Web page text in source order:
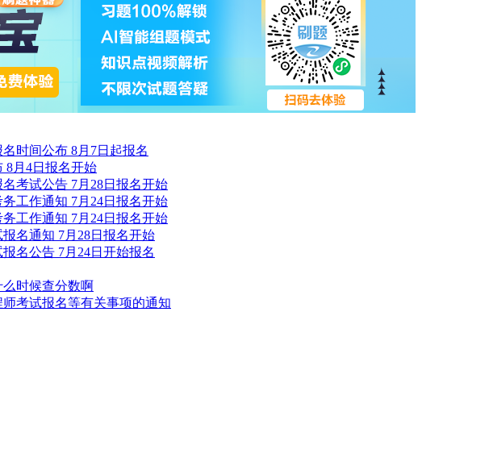
时间公布 8月7日起报名
8月4日报名开始
考试公告 7月28日报名开始
工作通知 7月24日报名开始
工作通知 7月24日报名开始
名通知 7月28日报名开始
名公告 7月24日开始报名
时候查分数啊
考试报名等有关事项的通知